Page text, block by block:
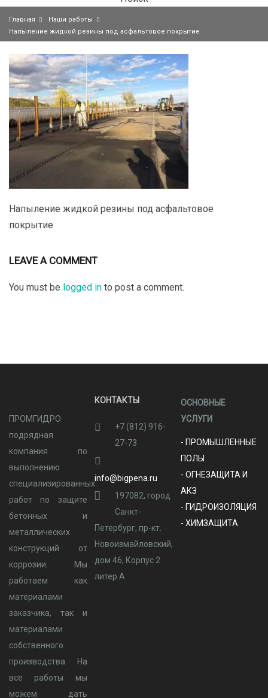
Главная
Наши работы
Напыление жидкой резины под асфальтовое покрытие
Напыление жидкой резины под асфальтовое
покрытие
LEAVE A COMMENT
You must be logged in to post a comment.
ПРОМГИДРО
подрядная
компания по
выполнению
специализированных
работ по защите
бетонных и
металлических
конструкций от
коррозии. Мы
работаем как
материалами
заказчика, так и
материалами
собственного
производства. На
все работы мы
можем дать
КОНТАКТЫ
+7 (812) 916-
27-73
info@bigpena.ru
197082, город
Санкт-
Петербург, пр-кт.
Новоизмайловский,
дом 46, Корпус 2
литер А
ОСНОВНЫЕ
УСЛУГИ
- ПРОМЫШЛЕННЫЕ
ПОЛЫ
- ОГНЕЗАЩИТА И
АКЗ
- ГИДРОИЗОЛЯЦИЯ
- ХИМЗАЩИТА